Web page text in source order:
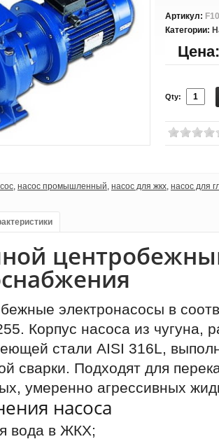
Артикул:
Категории:
Цена:
Qty:
насос промышленный насос для жкх насос для
электронасосы в
Корпус насоса из чугуна,
стали AISI 316L,
сварки. Подходят для
умеренно агрессивных
насоса
вода в ЖКХ;